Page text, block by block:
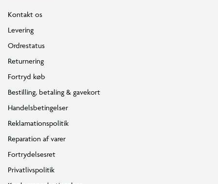
Kontakt os
Levering
Ordrestatus
Returnering
Fortryd køb
Bestilling, betaling & gavekort
Handelsbetingelser
Reklamationspolitik
Reparation af varer
Fortrydelsesret
Privatlivspolitik